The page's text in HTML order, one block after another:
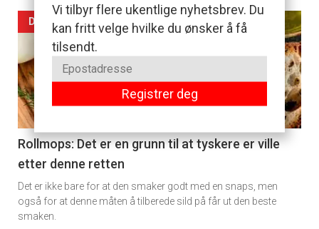
Vi tilbyr flere ukentlige nyhetsbrev. Du
kan fritt velge hvilke du ønsker å få
tilsendt.
Registrer deg
rett
Artikler
detail
-
section
11
Dagens
rett
DAGENS RETT
Rollmops: Det er en grunn til at tyskere er ville
etter denne retten
Det er ikke bare for at den smaker godt med en snaps, men
også for at denne måten å tilberede sild på får ut den beste
smaken.